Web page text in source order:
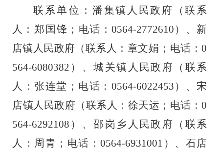
联系单位：潘集镇人民政府
（联系
人： 郑国锋 ；电话： 0564-2772610 ） 、 新
店镇人民政府（联系人： 章文娟 ；电话：0
564-6080382 ）、城关镇人民政府 （联系
人： 张连堂 ；电话： 0564-6022453 ）
、宋
店镇人民政府 （联系人： 徐天运 ；电话： 0
564-6292108 ） 、邵岗乡人民政府 （联系
人： 周青 ；电话： 0564-6931001 ） 、石店